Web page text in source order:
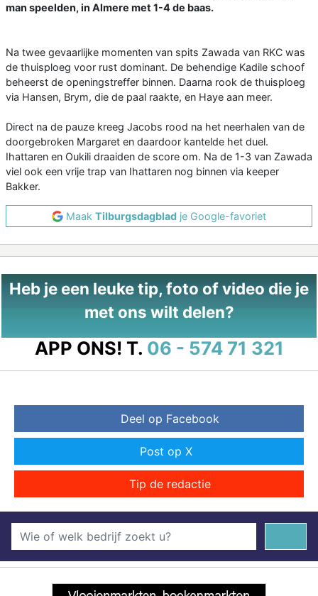
man speelden, in Almere met 1-4 de baas.
Na twee gevaarlijke momenten van spits Zawada van RKC was
de thuisploeg voor rust dominant. De behendige Kadile schoof
beheerst de openingstreffer binnen. Daarna rook de thuisploeg
via Hansen, Brym, die de paal raakte, en Haye aan meer.
Direct na de pauze kreeg Jacobs rood na het neerhalen van de
doorgebroken Margaret en daardoor kantelde het duel.
Ihattaren en Oukili draaiden de score om. Na de 1-3 van Zawada
viel ook een vrije trap van Ihattaren nog binnen via keeper
Bakker.
Maak Tilburgsdagblad je Google-favoriet
Heb je een leuke tip, foto of video die je
met ons wilt delen?
APP ONS! T. 06 - 574 71 321
Deel op Facebook
Post op X
Tip de redactie